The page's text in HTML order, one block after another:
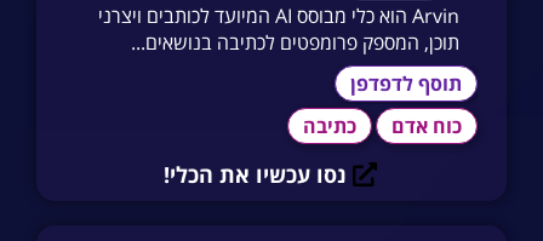
Arvin הוא כלי מבוסס AI המיועד לכותבים ויצרני
תוכן, המספק פרומפטים לכתיבה בנושאים...
תוסף לדפדפן
כוח אדם
כתיבה
נסו עכשיו את הכלי!